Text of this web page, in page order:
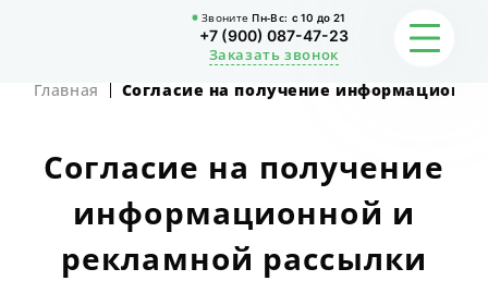
Звоните Пн-Вс: с 10 до 21
+7 (900) 087-47-23
Заказать звонок
Главная Согласие на получение
Согласие на получение
информационной и
рекламной рассылки